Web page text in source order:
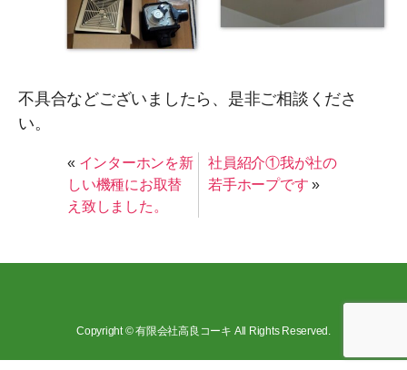
不具合などございましたら、是非ご相談くださ
い。
« インターホンを新
しい機種にお取替
え致しました。
社員紹介①我が社の
若手ホープです »
Copyright © 有限会社高良コーキ All Rights Reserved.